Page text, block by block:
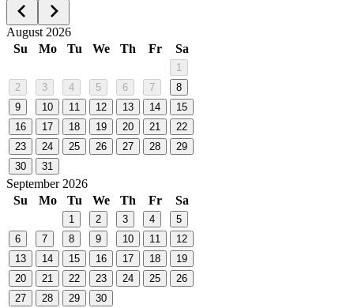
August 2026
Su
Mo Tu We Th Fr Sa
1
2
3 4 5 6 7
8
9
10 11 12 13 14
15
16
17 18 19 20 21
22
23
24 25 26 27 28
29
30
31
September 2026
Su
Mo Tu We Th Fr Sa
1 2 3 4
5
6
7 8 9 10 11
12
13
14 15 16 17 18
19
20
21 22 23 24 25
26
27
28 29 30